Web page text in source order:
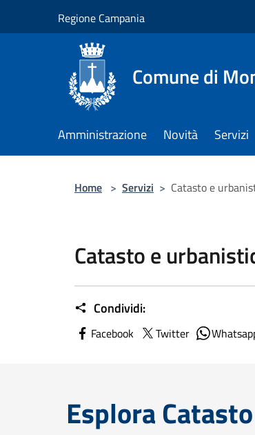
Regione Campania
Comune di
Amministrazione Novità Servizi
Home > Servizi > Catasto e
Catasto e
Condividi:
Facebook Twitter
Esplora